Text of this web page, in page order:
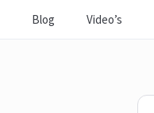
Blog Video’s